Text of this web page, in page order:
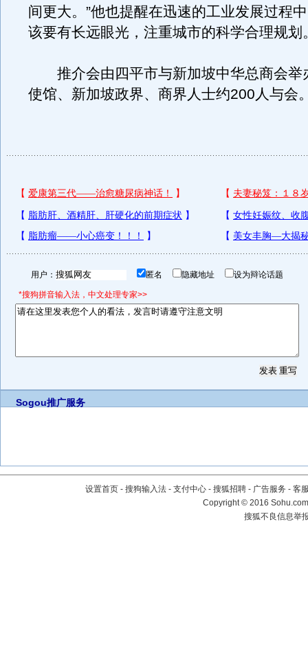
间更大。”他也提醒在迅速的工业发展过程
该要有长远眼光，注重城市的科学合理规划
推介会由四平市与新加坡中华总商会举
使馆、新加坡政界、商界人士约200人与会
用户： 匿名 隐藏地址 设为辩论话题
*搜狗拼音输入法，中文处理专家>>
Sogou推广服务
设置首页 - 搜狗输入法 - 支付中心 - 搜狐招聘 - 广告服务 - 客
Copyright©2016
搜狐不良信息举